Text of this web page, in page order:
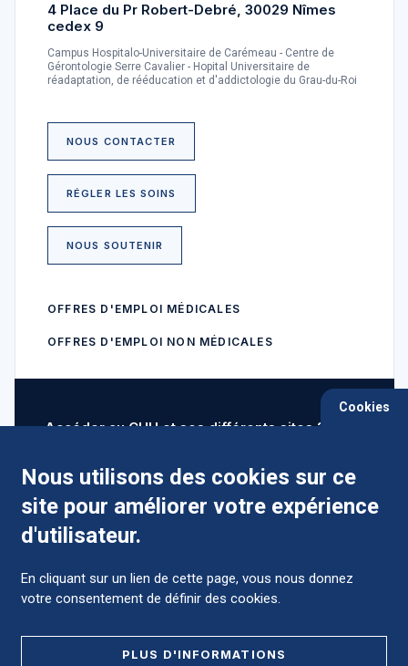
4 Place du Pr Robert-Debré, 30029 Nîmes
cedex 9
Campus Hospitalo-Universitaire de Carémeau - Centre de
Gérontologie Serre Cavalier - Hopital Universitaire de
réadaptation, de rééducation et d'addictologie du Grau-du-Roi
NOUS CONTACTER
RÉGLER LES SOINS
NOUS SOUTENIR
OFFRES D'EMPLOI MÉDICALES
OFFRES D'EMPLOI NON MÉDICALES
Accéder au CHU et ses différents sites ?
Comment préparer mon hospitalisation ?
Cookies
Nous utilisons des cookies sur ce
site pour améliorer votre expérience
d'utilisateur.
En cliquant sur un lien de cette page, vous nous donnez
votre consentement de définir des cookies.
PLUS D'INFORMATIONS